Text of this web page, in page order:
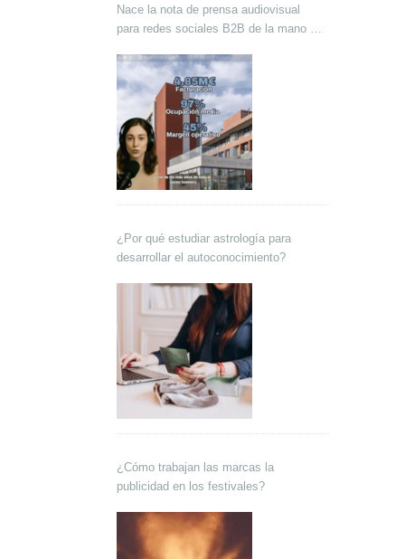
Nace la nota de prensa audiovisual
para redes sociales B2B de la mano de
¿Por qué estudiar astrología para
desarrollar el autoconocimiento?
¿Cómo trabajan las marcas la
publicidad en los festivales?